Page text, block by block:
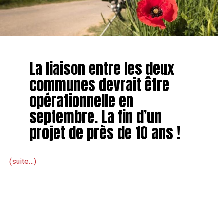
La liaison entre les deux
communes devrait être
opérationnelle en
septembre. La fin d’un
projet de près de 10 ans !
(suite…)